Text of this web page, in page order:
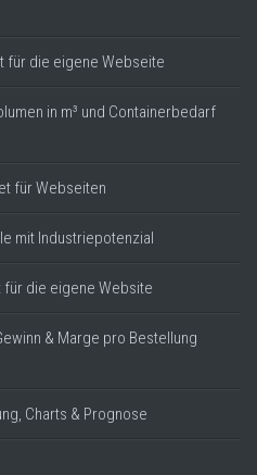
für die eigene Webseite
in m³ und Containerbedarf
für Webseiten
mit Industriepotenzial
die eigene Website
& Marge pro Bestellung
Charts & Prognose